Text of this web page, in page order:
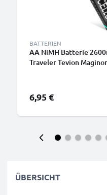
BATTERIEN
AA NiMH Batterie
Traveler Tevion
6,95 €
ÜBERSICHT